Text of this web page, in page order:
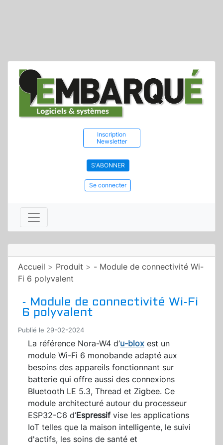
Inscription
Newsletter
S'ABONNER
Se connecter
Accueil > Produit > - Module de connectivité Wi-
Fi 6 polyvalent
- Module de connectivité Wi-Fi
6 polyvalent
Publié le 29-02-2024
La référence Nora-W4 d’u-blox est un
module Wi-Fi 6 monobande adapté aux
besoins des appareils fonctionnant sur
batterie qui offre aussi des connexions
Bluetooth LE 5.3, Thread et Zigbee. Ce
module architecturé autour du processeur
ESP32-C6 d’Espressifvise les applications
IoT telles que la maison intelligente, le suivi
d'actifs, les soins de santé et